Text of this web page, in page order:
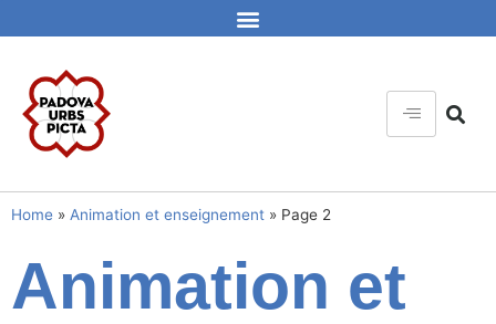
Home » Animation et enseignement » Page 2
Animation et